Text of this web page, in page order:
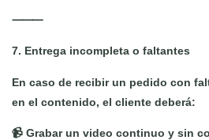
⸻
7. Entrega incompleta o faltantes
En caso de recibir un pedido con
en el contenido, el cliente deberá:
📹 Grabar un video continuo y sin